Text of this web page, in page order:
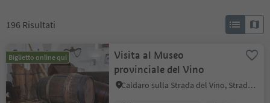
196 Risultati
Biglietto online qui
Visita al Museo
provinciale del Vino
Caldaro sulla Strada del Vino, Strada del Vino